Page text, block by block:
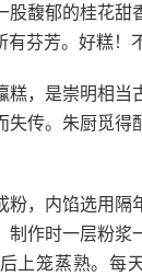
股馥郁的桂花甜
芬芳。好糕！
，是崇明相当
传。朱厨觅得
粉，内馅选用隔
制作时一层粉浆
上笼蒸熟。每